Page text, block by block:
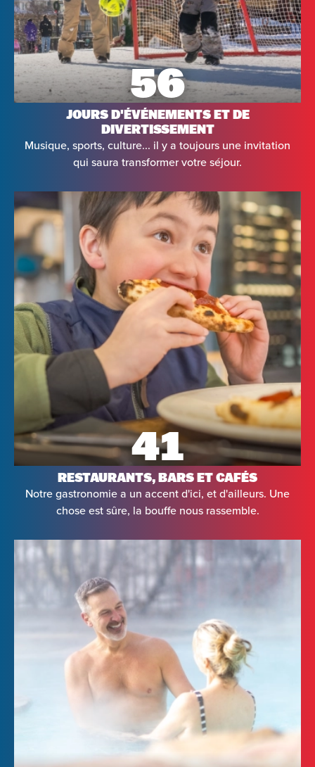
56
JOURS D'ÉVÉNEMENTS ET DE
DIVERTISSEMENT
Musique, sports, culture... il y a toujours une invitation
qui saura transformer votre séjour.
41
RESTAURANTS, BARS ET CAFÉS
Notre gastronomie a un accent d'ici, et d'ailleurs. Une
chose est sûre, la bouffe nous rassemble.